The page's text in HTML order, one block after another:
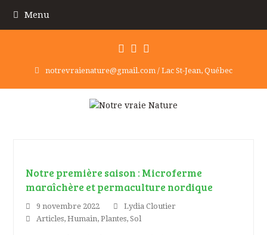
Menu
Facebook
Instagram
notrevraienature@gmail.com / Lac St-Jean, Québec
Notre première saison : Microferme
maraîchère et permaculture nordique
9 novembre 2022
Lydia Cloutier
Articles,Humain,Plantes,Sol